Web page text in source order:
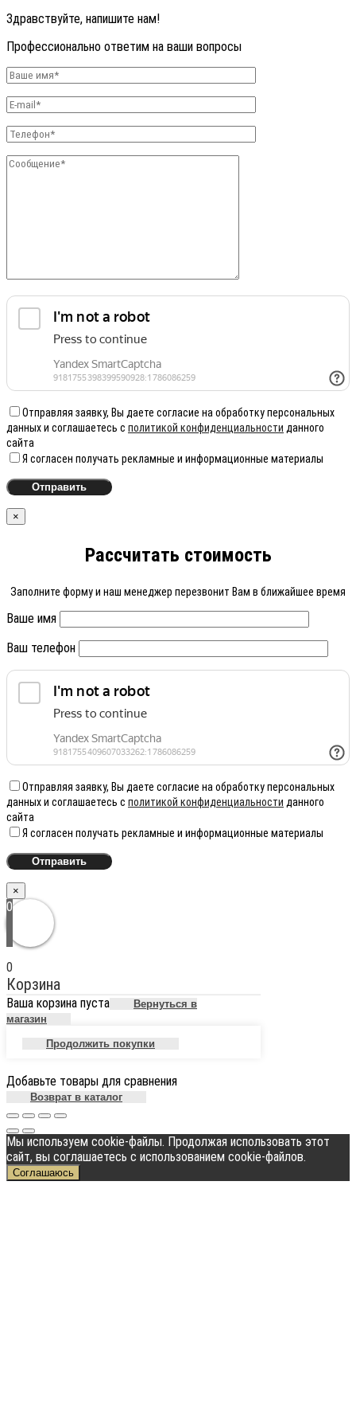
Здравствуйте, напишите нам!
Профессионально ответим на ваши вопросы
Отправляя заявку, Вы даете согласие на обработку персональных
данных и соглашаетесь с политикой конфиденциальности данного
сайта
Я согласен получать рекламные и информационные материалы
×
Рассчитать стоимость
Заполните форму и наш менеджер перезвонит Вам в ближайшее время
Ваше имя
Ваш телефон
Отправляя заявку, Вы даете согласие на обработку персональных
данных и соглашаетесь с политикой конфиденциальности данного
сайта
Я согласен получать рекламные и информационные материалы
×
0
0
Корзина
Ваша корзина пуста
Вернуться в
магазин
Продолжить покупки
Добавьте товары для сравнения
Возврат в каталог
Мы используем cookie-файлы. Продолжая использовать этот
сайт, вы соглашаетесь с использованием cookie-файлов.
Соглашаюсь